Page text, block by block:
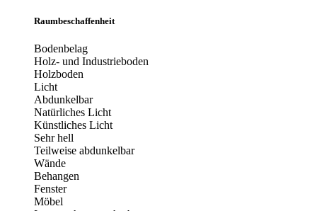
Raumbeschaffenheit
Bodenbelag
Holz- und Industrieboden
Holzboden
Licht
Abdunkelbar
Natürliches Licht
Künstliches Licht
Sehr hell
Teilweise abdunkelbar
Wände
Behangen
Fenster
Möbel